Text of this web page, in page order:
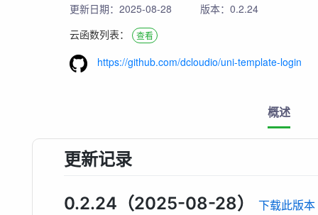
更新日期：2025-08-28
版本：0.2.24
云函数列表： 查看
https://github.com/dcloudio/uni-template-login
概述
更新记录
0.2.24（2025-08-28） 下载此版本